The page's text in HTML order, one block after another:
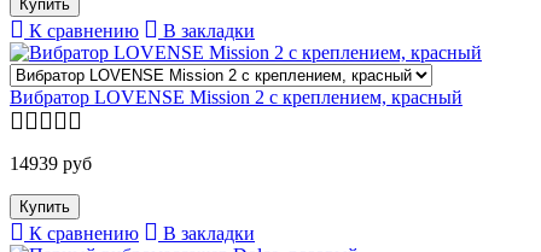
К сравнению В закладки
Вибратор LOVENSE Mission 2 с креплением, красный
14939 руб
К сравнению В закладки